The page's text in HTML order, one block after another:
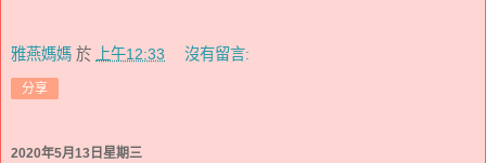
雅燕媽媽 於 上午12:33 沒有留言:
分享
2020年5月13日星期三